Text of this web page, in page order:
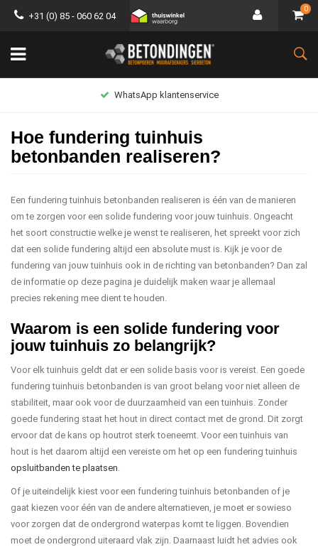
+31 (0) 85 - 060 62 04
0
WhatsApp klantenservice
Hoe fundering tuinhuis
betonbanden realiseren?
Een fundering tuinhuis betonbanden realiseren is één van de manieren
om te zorgen voor een solide fundering voor jouw tuinhuis. Ongeacht
het soort constructie welke je wenst te realiseren, het spreekt voor zich
dat een solide fundering altijd een absolute must is. Kijk je voor de
fundering van jouw tuinhuis ook in de richting van betonbanden? Dan zal
de informatie op deze pagina je duidelijk maken waar je allemaal
precies rekening mee dient te houden.
Waarom is een solide fundering voor
jouw tuinhuis zo belangrijk?
Voor elk tuinhuis geldt dat er een solide basis voor is vereist. Een goede
fundering tuinhuis betonbanden is van groot belang voor niet alleen de
stabiliteit, maar ook voor de duurzaamheid van een tuinhuis. Zonder
goede fundering staat het hout in direct contact met de grond. Dit zorgt
ervoor dat de kans op houtrot sterk toeneemt. Voor een tuinhuis van
hout is het daarom altijd een vereiste om het op een fundering tuinhuis
opsluitbanden te plaatsen.
Of je uiteindelijk kiest voor een fundering tuinhuis betonbanden of je
gaat kiezen voor één van de andere alternatieven, je moet er sowieso
voor zorgen dat de ondergrond waterpas komt te liggen. Bovendien
moet de ondergrond uiteraard vlak zijn. Daarnaast luidt het advies ook